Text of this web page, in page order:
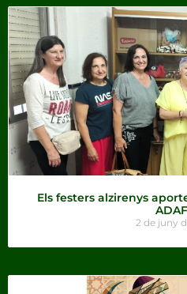
Els festers alzirenys
2 de juny